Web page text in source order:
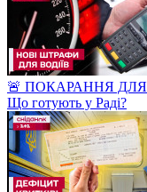
🚨 ПОКАРАННЯ
Що готують у Раді?